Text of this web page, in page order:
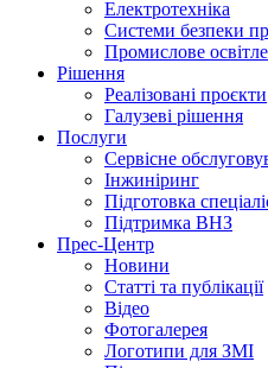
Електротехніка
Системи безпеки
Промислове
Рішення
Реалізовані проєкти
Галузеві рішення
Послуги
Сервісне
Інжиніринг
Підготовка
Підтримка ВНЗ
Прес-Центр
Новини
Статті та публікації
Відео
Фотогалерея
Логотипи для ЗМІ